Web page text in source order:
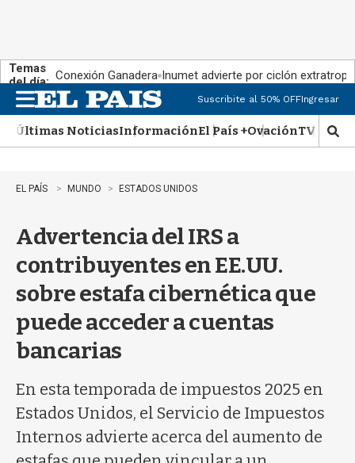
Temas
del día: Conexión Ganadera Inumet advierte por ciclón
n
u
Suscribite al 50% OFFIngresar
Últimas NoticiasInformaciónEl País +OvaciónTV Show
M
o
EL PAÍS MUNDO ESTADOS UNIDOS
Advertencia del IRS a
contribuyentes en EE.UU.
sobre estafa cibernética que
puede acceder a cuentas
bancarias
En esta temporada de impuestos 2025 en
Estados Unidos, el Servicio de Impuestos
Internos advierte acerca del aumento de